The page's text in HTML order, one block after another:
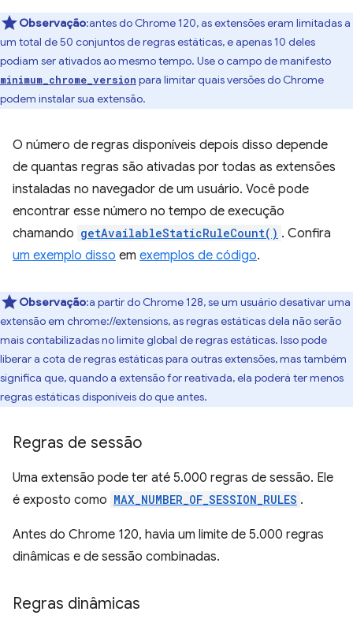
Observação:antes do Chrome 120, as extensões eram limitadas a
um total de 50 conjuntos de regras estáticas, e apenas 10 deles
podiam ser ativados ao mesmo tempo. Use o campo de manifesto
minimum_chrome_version para limitar quais versões do Chrome
podem instalar sua extensão.
O número de regras disponíveis depois disso depende
de quantas regras são ativadas por todas as extensões
instaladas no navegador de um usuário. Você pode
encontrar esse número no tempo de execução
chamando getAvailableStaticRuleCount() . Confira
um exemplo disso em exemplos de código.
Observação:a partir do Chrome 128, se um usuário desativar uma
extensão em chrome://extensions, as regras estáticas dela não serão
mais contabilizadas no limite global de regras estáticas. Isso pode
liberar a cota de regras estáticas para outras extensões, mas também
significa que, quando a extensão for reativada, ela poderá ter menos
regras estáticas disponíveis do que antes.
Regras de sessão
Uma extensão pode ter até 5.000 regras de sessão. Ele
é exposto como MAX_NUMBER_OF_SESSION_RULES .
Antes do Chrome 120, havia um limite de 5.000 regras
dinâmicas e de sessão combinadas.
Regras dinâmicas